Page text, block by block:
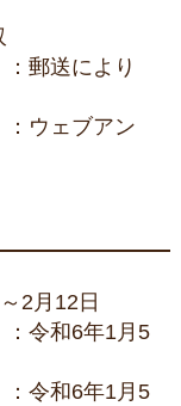
郵送により
ウェブアン
2月12日
令和6年1月5
令和6年1月5